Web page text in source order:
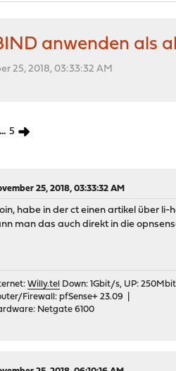
anwenden als
25, 2018, 03:33:32 AM
... 5
25, 2018, 03:33:32 AM
habe in der ct einen artikel über li-
man das auch direkt in die
Willy.tel
Down: 1Gbit/s, UP:
Firewall: pfSense+ 23.09 |
Netgate 6100